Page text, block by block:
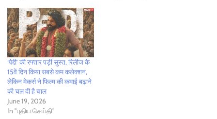
‘पेद्दी’ की रफ्तार पड़ी सुस्त, रिलीज के
15वें दिन किया सबसे कम कलेक्शन,
लेकिन मेकर्स ने फिल्म की कमाई बढ़ाने
की चल दी है चाल
June 19, 2026
In "புதிய செய்தி"